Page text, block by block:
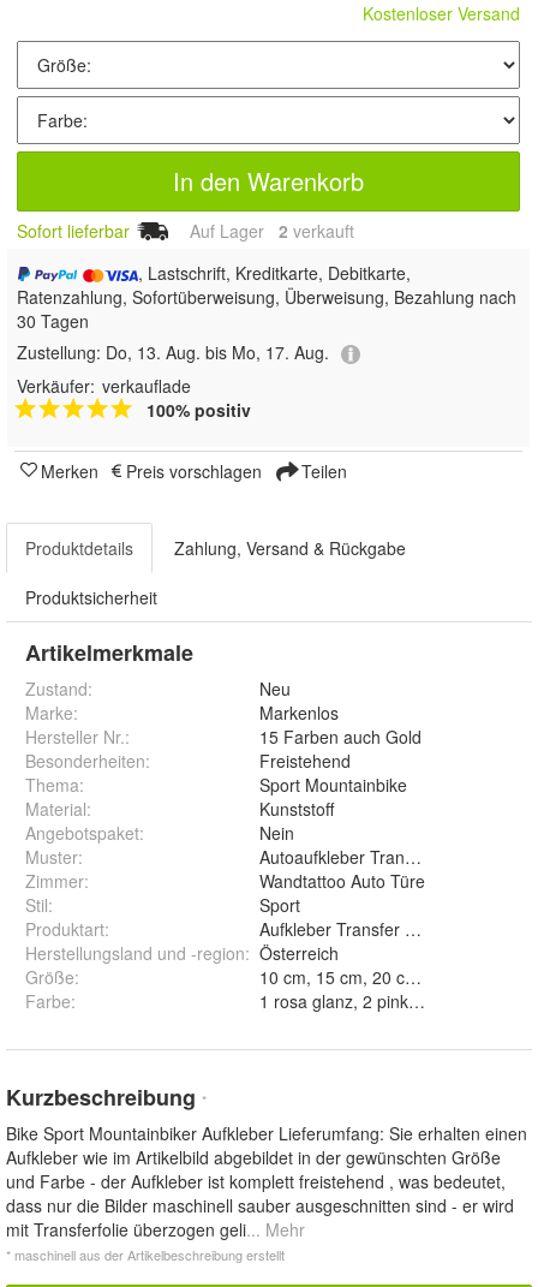
Kostenloser Versand
In den Warenkorb
Sofort lieferbar Auf Lager 2 verkauft
, Lastschrift, Kreditkarte, Debitkarte,
Ratenzahlung, Sofortüberweisung, Überweisung, Bezahlung nach
30 Tagen
Zustellung: Do, 13. Aug. bis Mo, 17. Aug.
Verkäufer: verkauflade
100% positiv
Merken Preis vorschlagen Teilen
Produktdetails Zahlung, Versand & Rückgabe
Produktsicherheit
Artikelmerkmale
Zustand:
Neu
Marke:
Markenlos
Hersteller Nr.:
15 Farben auch Gold
Besonderheiten:
Freistehend
Thema:
Sport Mountainbike
Material:
Kunststoff
Angebotspaket:
Nein
Muster:
Autoaufkleber Transferaufkleber
Zimmer:
Wandtattoo Auto Türe
Stil:
Sport
Produktart:
Aufkleber Transfer Abziebild
Herstellungsland und -region: Österreich
Größe:
Farbe:
Kurzbeschreibung *
Bike Sport Mountainbiker Aufkleber Lieferumfang: Sie erhalten einen
Aufkleber wie im Artikelbild abgebildet in der gewünschten Größe
und Farbe - der Aufkleber ist komplett freistehend , was bedeutet,
dass nur die Bilder maschinell sauber ausgeschnitten sind - er wird
mit Transferfolie überzogen geli... Mehr
* maschinell aus der Artikelbeschreibung erstellt